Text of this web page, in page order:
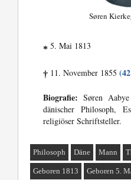
Søren
* 5. Mai 1813
† 11. November 1855
Biografie: Søren
dänischer Philosoph,
religiöser Schriftsteller.
Philosoph Däne Mann
Geboren 1813 Geboren 5.